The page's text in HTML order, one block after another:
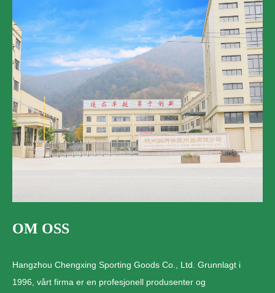
OM OSS
Hangzhou Chengxing Sporting Goods Co., Ltd. Grunnlagt i
1996, vårt firma er en profesjonell produsenter og